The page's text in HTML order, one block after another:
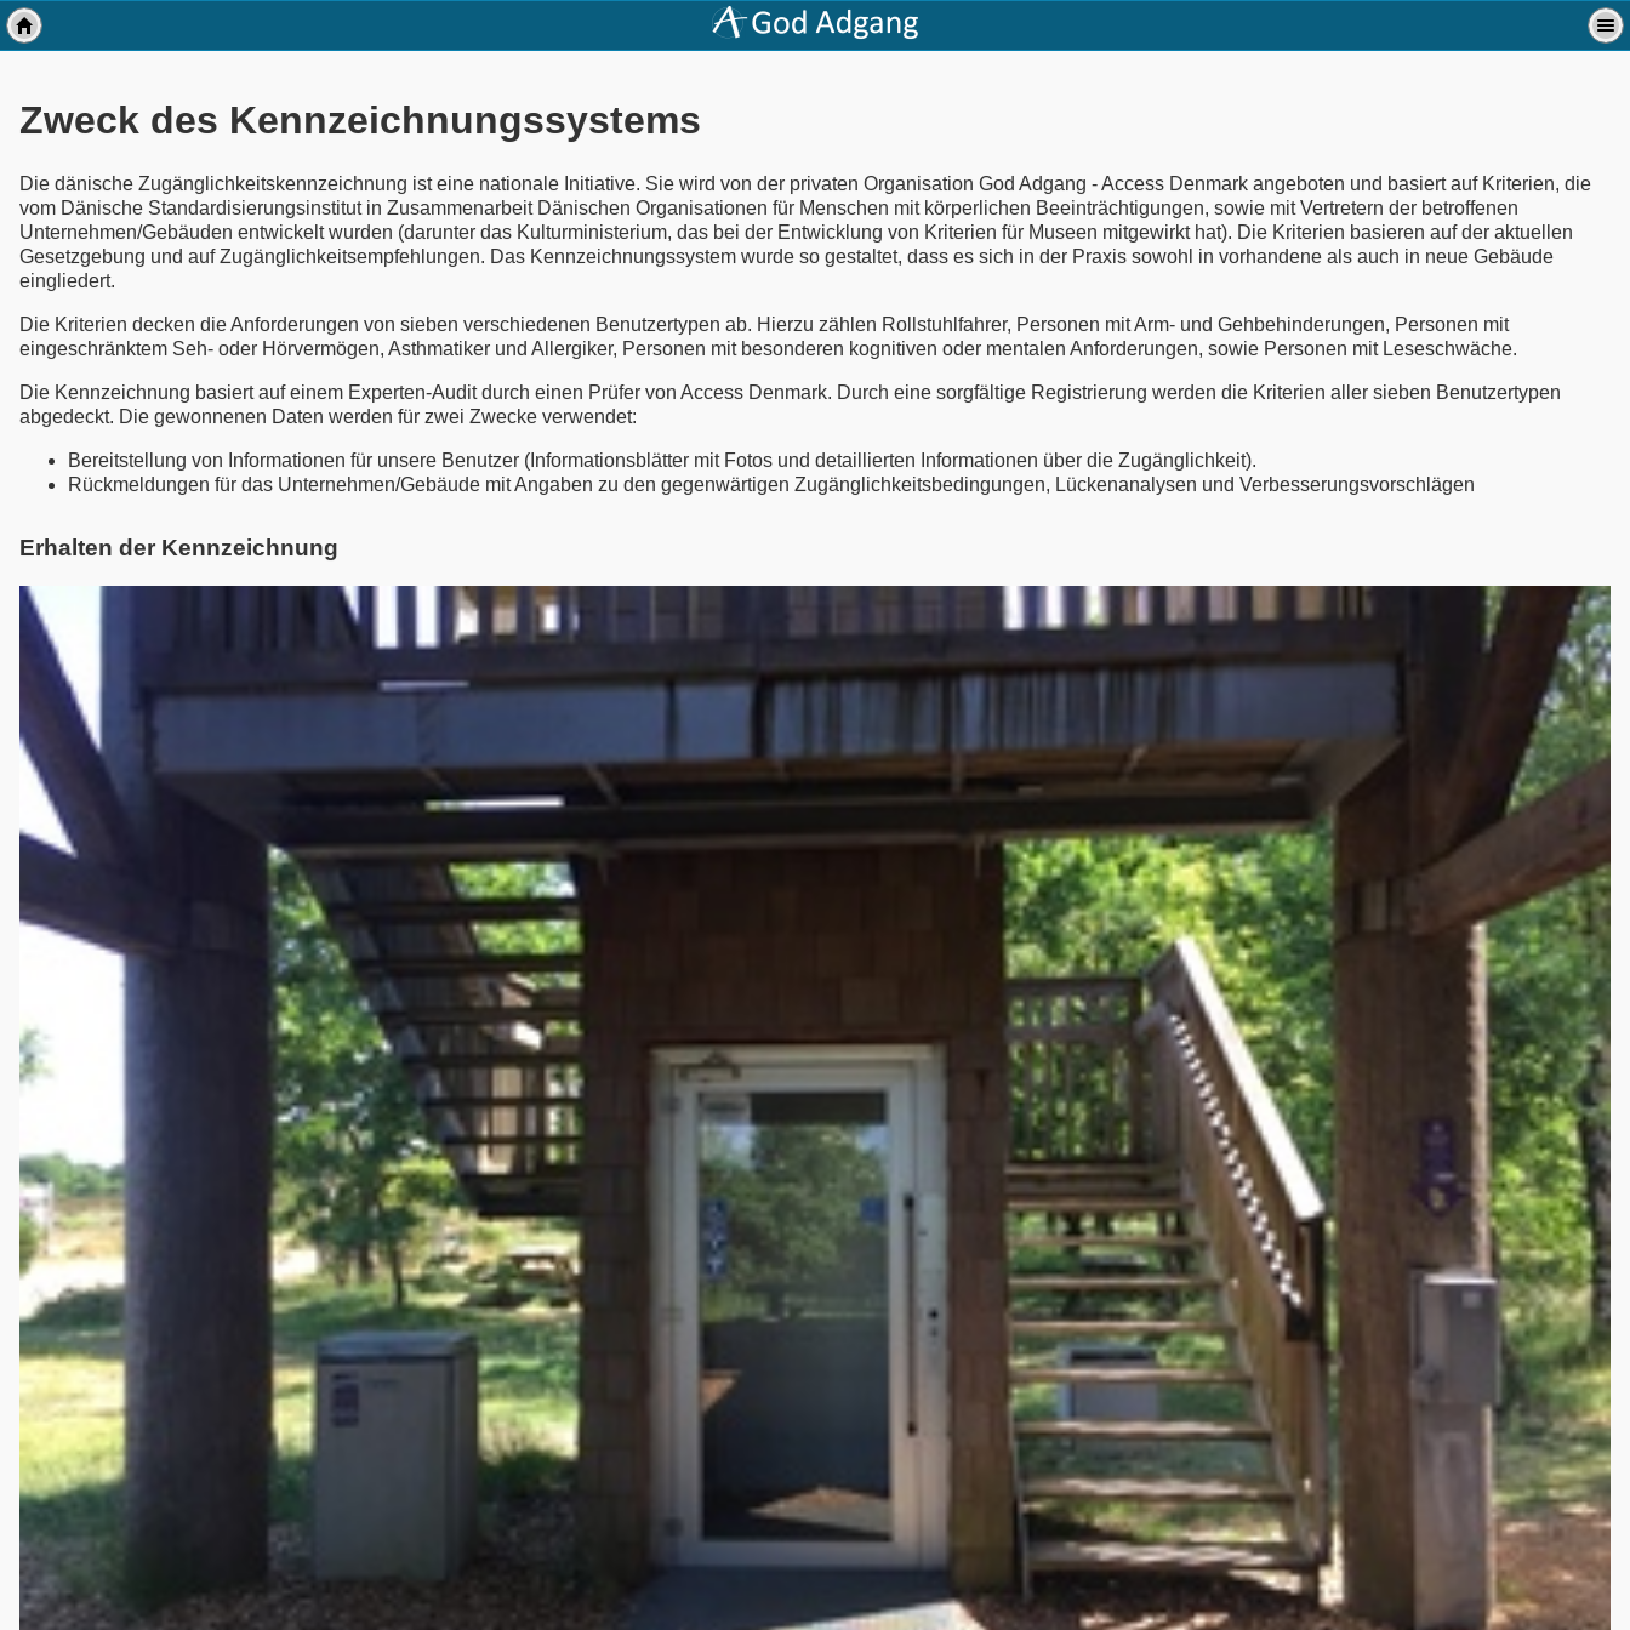
Zweck des Kennzeichnungssystems
Die dänische Zugänglichkeitskennzeichnung ist eine nationale Initiative. Sie wird von der privaten Organisation God Adgang - Access Denmark angeboten und basiert auf Kriterien, die
vom Dänische Standardisierungsinstitut in Zusammenarbeit Dänischen Organisationen für Menschen mit körperlichen Beeinträchtigungen, sowie mit Vertretern der betroffenen
Unternehmen/Gebäuden entwickelt wurden (darunter das Kulturministerium, das bei der Entwicklung von Kriterien für Museen mitgewirkt hat). Die Kriterien basieren auf der aktuellen
Gesetzgebung und auf Zugänglichkeitsempfehlungen. Das Kennzeichnungssystem wurde so gestaltet, dass es sich in der Praxis sowohl in vorhandene als auch in neue Gebäude
eingliedert.
Die Kriterien decken die Anforderungen von sieben verschiedenen Benutzertypen ab. Hierzu zählen Rollstuhlfahrer, Personen mit Arm- und Gehbehinderungen, Personen mit
eingeschränktem Seh- oder Hörvermögen, Asthmatiker und Allergiker, Personen mit besonderen kognitiven oder mentalen Anforderungen, sowie Personen mit Leseschwäche.
Die Kennzeichnung basiert auf einem Experten-Audit durch einen Prüfer von Access Denmark. Durch eine sorgfältige Registrierung werden die Kriterien aller sieben Benutzertypen
abgedeckt. Die gewonnenen Daten werden für zwei Zwecke verwendet:
Bereitstellung von Informationen für unsere Benutzer (Informationsblätter mit Fotos und detaillierten Informationen über die Zugänglichkeit).
Rückmeldungen für das Unternehmen/Gebäude mit Angaben zu den gegenwärtigen Zugänglichkeitsbedingungen, Lückenanalysen und Verbesserungsvorschlägen
Erhalten der Kennzeichnung